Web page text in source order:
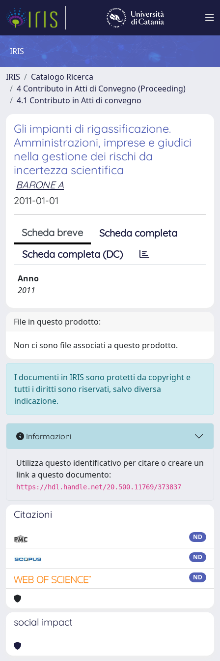
IRIS
IRIS
Catalogo Ricerca
4 Contributo in Atti di Convegno (Proceeding)
4.1 Contributo in Atti di convegno
Gli impianti di rigassificazione.
Amministrazioni, imprese e giudici
nella gestione dei rischi da
incertezza scientifica
BARONE A
2011-01-01
Scheda breve
Scheda completa
Scheda completa (DC)
Anno
2011
File in questo prodotto:
Non ci sono file associati a questo prodotto.
I documenti in IRIS sono protetti da copyright e
tutti i diritti sono riservati, salvo diversa
indicazione.
Informazioni
Utilizza questo identificativo per citare o creare un
link a questo documento:
https://hdl.handle.net/20.500.11769/373837
Citazioni
ND
ND
ND
social impact